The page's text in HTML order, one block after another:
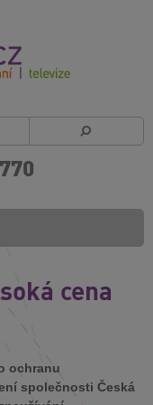
cena
ochranu
společnosti Česká